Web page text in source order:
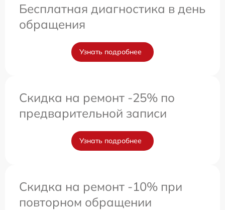
Бесплатная диагностика в день
обращения
Узнать подробнее
Скидка на ремонт -25% по
предварительной записи
Узнать подробнее
Скидка на ремонт -10% при
повторном обращении